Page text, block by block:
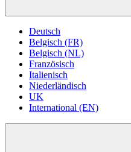
Deutsch
Belgisch (FR)
Belgisch (NL)
Französisch
Italienisch
Niederländisch
UK
International (EN)